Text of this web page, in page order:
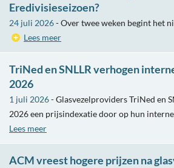
Eredivisieseizoen?
24 juli 2026- Over twee weken begint het
Lees meer
TriNed en SNLLR verhogen
2026
1 juli 2026- Glasvezelproviders TriNed en
2026 een prijsindexatie door op hun
Lees meer
ACM vreest hogere prijzen na